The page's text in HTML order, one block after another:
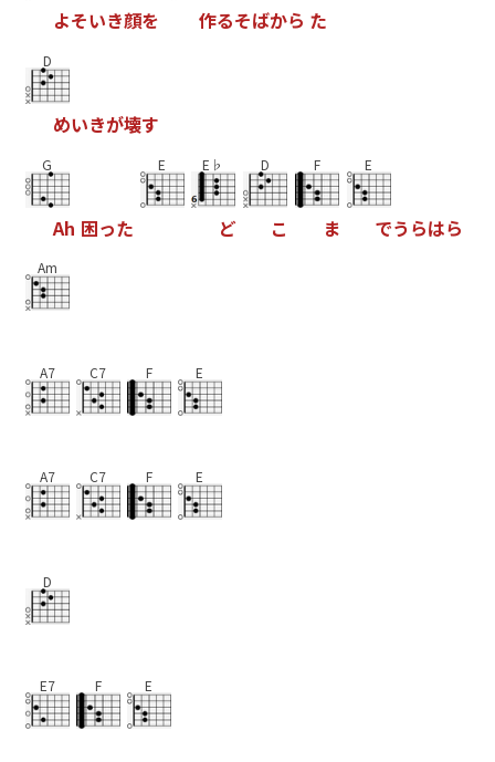
よそいき顔を 作るそばから た
D
めいきが壊す
G
Ah 困った
E E♭
ど
D
こ
F
ま
E
でう らはら
Am
A7 C7 F E
A7 C7 F E
D
E7 F E